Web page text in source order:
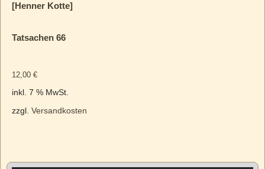
[Henner Kotte]
Tatsachen 66
12,00 €
inkl. 7 % MwSt.
zzgl. Versandkosten